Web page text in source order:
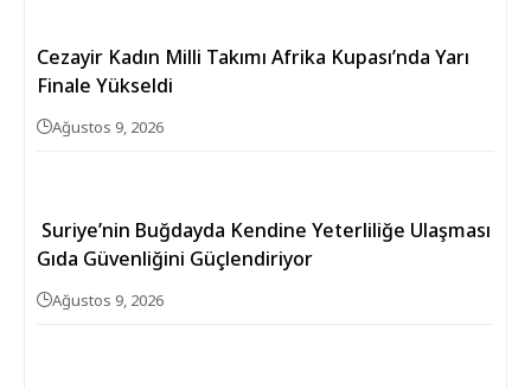
Cezayir Kadın Milli Takımı Afrika Kupası’nda Yarı
Finale Yükseldi
Ağustos 9, 2026
Suriye’nin Buğdayda Kendine Yeterliliğe Ulaşması
Gıda Güvenliğini Güçlendiriyor
Ağustos 9, 2026